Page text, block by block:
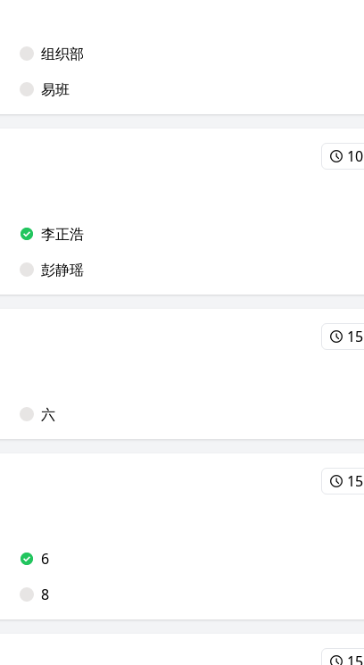
组织部
易班
李正浩
彭静瑶
六
6
8